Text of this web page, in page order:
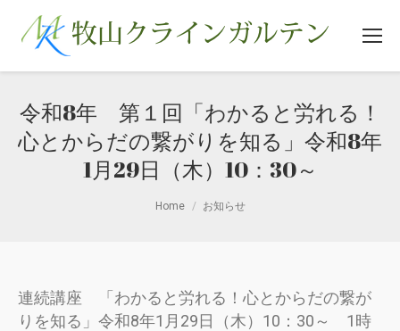
令和8年 第１回「わかると労れる！
心とからだの繋がりを知る」令和8年
1月29日（木）10：30～
Home お知らせ
連続講座 「わかると労れる！心とからだの繋が
りを知る」令和8年1月29日（木）10：30～ 1時